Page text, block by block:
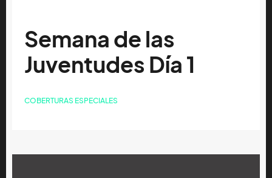
Semana de las
Juventudes Día 1
COBERTURAS ESPECIALES